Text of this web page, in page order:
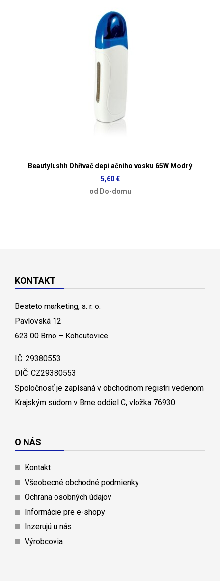
Beautylushh Ohřívač depilačního vosku 65W Modrý
5,60 €
od Do-domu
KONTAKT
Besteto marketing, s. r. o.
Pavlovská 12
623 00 Brno – Kohoutovice
IČ: 29380553
DIČ: CZ29380553
Spoločnosť je zapísaná v obchodnom registri vedenom
Krajským súdom v Brne oddiel C, vložka 76930.
O NÁS
Kontakt
Všeobecné obchodné podmienky
Ochrana osobných údajov
Informácie pre e-shopy
Inzerujú u nás
Výrobcovia